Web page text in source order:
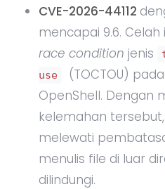
CVE-2026-44112
mencapai 9.6.
race condition jenis
use
(TOCTOU)
OpenShell. Dengan
kelemahan
melewati
menulis file di luar
dilindungi.